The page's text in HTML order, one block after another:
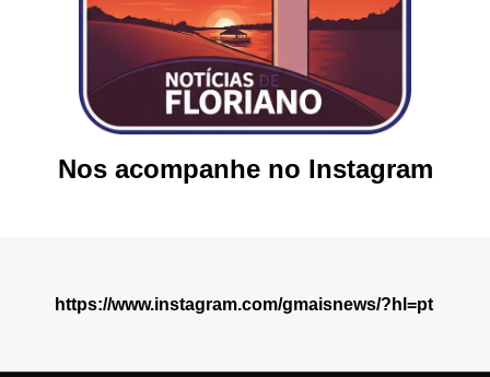
Nos acompanhe no Instagram
https://www.instagram.com/gmaisnews/?hl=pt